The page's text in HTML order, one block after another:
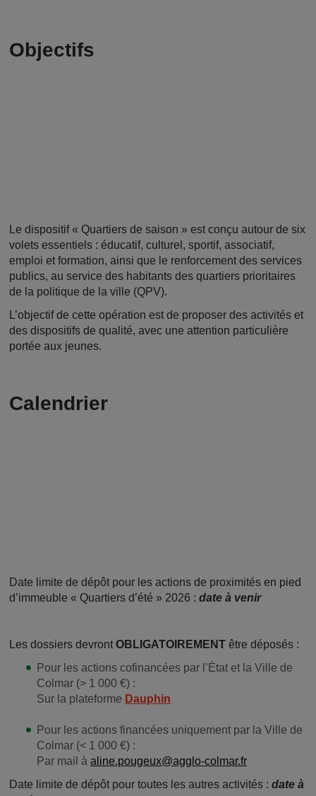
Objectifs
Le dispositif « Quartiers de saison » est conçu autour de six
volets essentiels : éducatif, culturel, sportif, associatif,
emploi et formation, ainsi que le renforcement des services
publics, au service des habitants des quartiers prioritaires
de la politique de la ville (QPV).
L’objectif de cette opération est de proposer des activités et
des dispositifs de qualité, avec une attention particulière
portée aux jeunes.
Calendrier
Date limite de dépôt pour les actions de proximités en pied
d’immeuble « Quartiers d’été » 2026 : date à venir
Les dossiers devrontOBLIGATOIREMENT être déposés :
Pour les actions cofinancées par l’État et la Ville de
Colmar (> 1 000 €) :
Sur la plateforme Dauphin
Pour les actions financées uniquement par la Ville de
Colmar (< 1 000 €) :
Par mail à aline.pougeux@agglo-colmar.fr
Date limite de dépôt pour toutes les autres activités : date à